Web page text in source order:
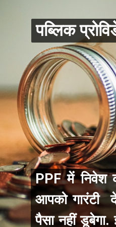
पब्लिक
पब्लिक
PPF में निवेश
आपको गारंटी
पैसा नहीं
PPF में निवेश
आपको गारंटी
पैसा नहीं